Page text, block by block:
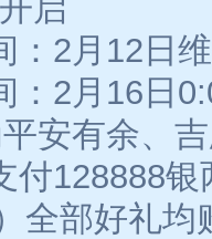
启
：2月12日
：2月16日
安有余、
付128888
全部好礼均